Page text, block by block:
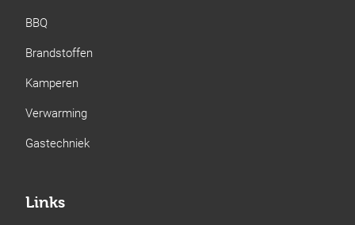
BBQ
Brandstoffen
Kamperen
Verwarming
Gastechniek
Links